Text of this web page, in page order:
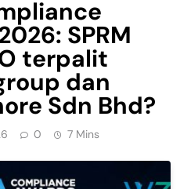
SPRM
terpalit
dan
Sdn Bhd?
0 7 Mins